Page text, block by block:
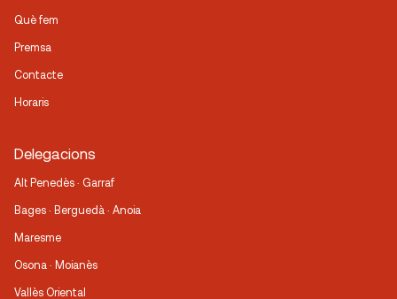
Què fem
Premsa
Contacte
Horaris
Delegacions
Alt Penedès · Garraf
Bages · Berguedà · Anoia
Maresme
Osona · Moianès
Vallès Oriental